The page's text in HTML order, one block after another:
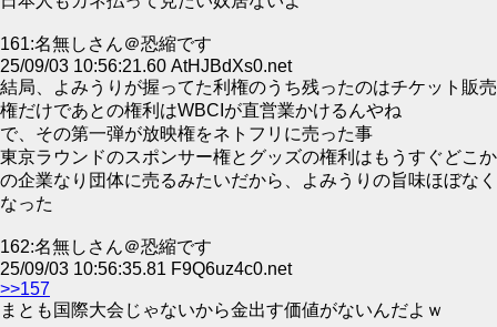
161:名無しさん＠恐縮です
25/09/03 10:56:21.60 AtHJBdXs0.net
結局、よみうりが握ってた利権のうち残ったのはチケット販売
権だけであとの権利はWBCIが直営業かけるんやね
で、その第一弾が放映権をネトフリに売った事
東京ラウンドのスポンサー権とグッズの権利はもうすぐどこか
の企業なり団体に売るみたいだから、よみうりの旨味ほぼなく
なった
162:名無しさん＠恐縮です
25/09/03 10:56:35.81 F9Q6uz4c0.net
>>157
まとも国際大会じゃないから金出す価値がないんだよｗ